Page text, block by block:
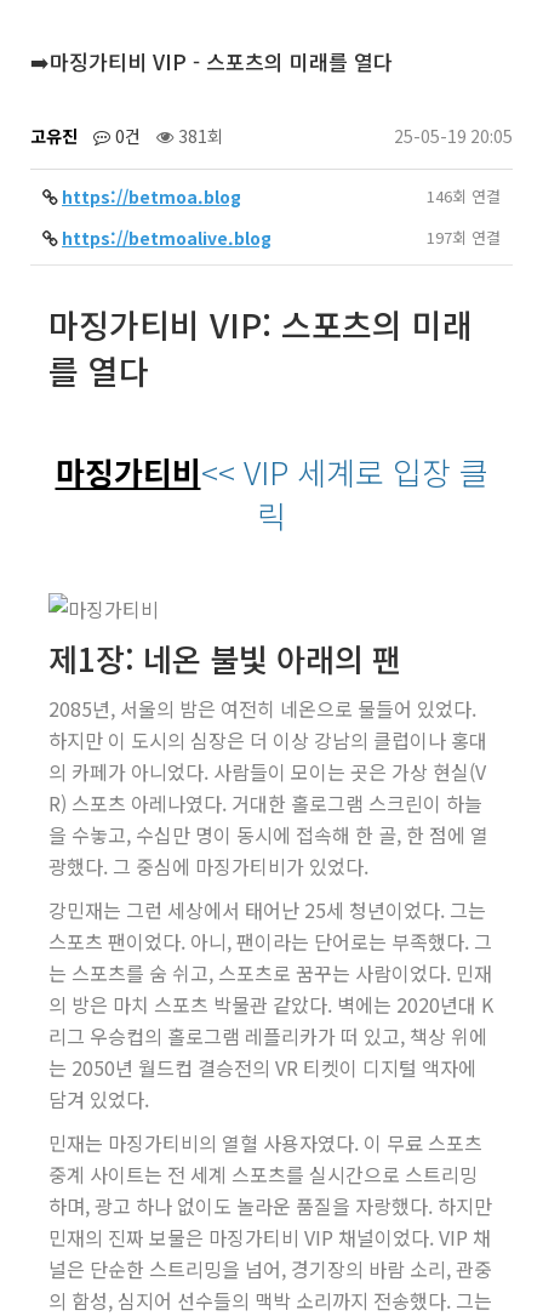
➡️마징가티비 VIP - 스포츠의 미래를 열다
고유진 0건 381회 25-05-19 20:05
https://betmoa.blog 146회 연결
https://betmoalive.blog 197회 연결
마징가티비 VIP: 스포츠의 미래
를 열다
마징가티비<< VIP 세계로 입장 클
릭
제1장: 네온 불빛 아래의 팬
2085년, 서울의 밤은 여전히 네온으로 물들어 있었다.
하지만 이 도시의 심장은 더 이상 강남의 클럽이나 홍대
의 카페가 아니었다. 사람들이 모이는 곳은 가상 현실(V
R) 스포츠 아레나였다. 거대한 홀로그램 스크린이 하늘
을 수놓고, 수십만 명이 동시에 접속해 한 골, 한 점에 열
광했다. 그 중심에 마징가티비가 있었다.
강민재는 그런 세상에서 태어난 25세 청년이었다. 그는
스포츠 팬이었다. 아니, 팬이라는 단어로는 부족했다. 그
는 스포츠를 숨 쉬고, 스포츠로 꿈꾸는 사람이었다. 민재
의 방은 마치 스포츠 박물관 같았다. 벽에는 2020년대 K
리그 우승컵의 홀로그램 레플리카가 떠 있고, 책상 위에
는 2050년 월드컵 결승전의 VR 티켓이 디지털 액자에
담겨 있었다.
민재는 마징가티비의 열혈 사용자였다. 이 무료 스포츠
중계 사이트는 전 세계 스포츠를 실시간으로 스트리밍
하며, 광고 하나 없이도 놀라운 품질을 자랑했다. 하지만
민재의 진짜 보물은 마징가티비 VIP 채널이었다. VIP 채
널은 단순한 스트리밍을 넘어, 경기장의 바람 소리, 관중
의 함성, 심지어 선수들의 맥박 소리까지 전송했다. 그는